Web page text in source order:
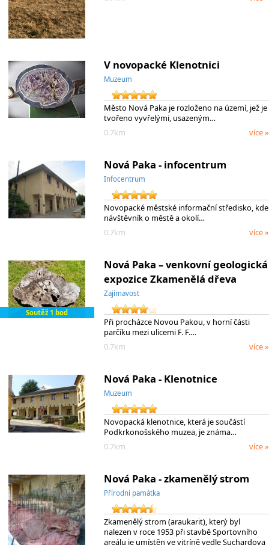
V novopacké Klenotnici
Muzeum
Město Nová Paka je rozloženo na území, jež je
tvořeno vyvřelými, usazeným…
0.7km
více »
Nová Paka - infocentrum
Infocentrum
Novopacké městské informační středisko, kde
návštěvník o městě a okolí…
0.7km
více »
Soutěž 1 bod
Nová Paka – venkovní geologická
expozice Zkamenělá dřeva
Zajímavost
Při procházce Novou Pakou, v horní části
parčíku mezi ulicemi F. F.…
0.7km
více »
Nová Paka - Klenotnice
Muzeum
Novopacká klenotnice, která je součástí
Podkrkonošského muzea, je známa…
0.7km
více »
Nová Paka - zkamenělý strom
Přírodní památka
Zkamenělý strom (araukarit), který byl
nalezen v roce 1953 při stavbě Sportovního
areálu je umístěn ve vitríně vedle Suchardova